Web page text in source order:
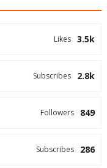
3.5k
Likes
2.8k
Subscribes
849
Followers
286
Subscribes